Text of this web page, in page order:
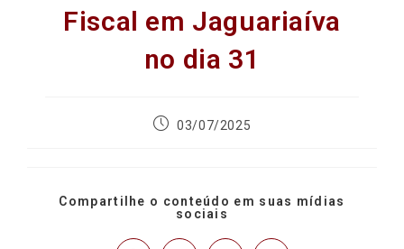
Fiscal em Jaguariaíva
no dia 31
03/07/2025
Compartilhe o conteúdo em suas mídias
sociais